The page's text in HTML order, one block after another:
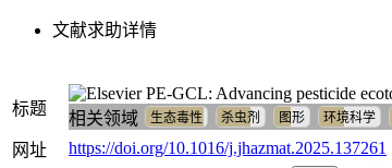
文献求助详情
标题
PE-GCL: Advancing pesticide
相关领域
生态毒性 杀虫剂 图形 环境科学
网址
https://doi.org/10.1016/j.jhazmat.2025.137261